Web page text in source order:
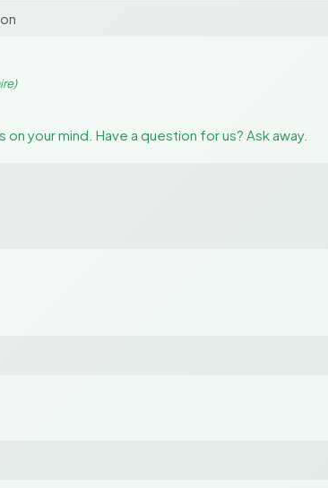
on your mind. Have a question for us? Ask away.